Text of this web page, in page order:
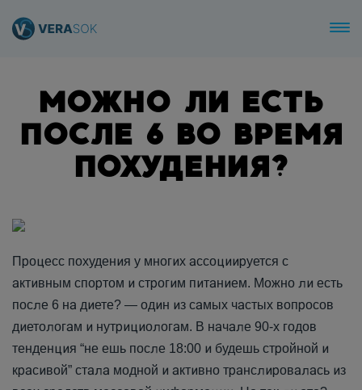
МОЖНО ЛИ ЕСТЬ
ПОСЛЕ 6 ВО ВРЕМЯ
ПОХУДЕНИЯ?
Процесс похудения у многих ассоциируется с
активным спортом и строгим питанием. Можно ли есть
после 6 на диете? — один из самых частых вопросов
диетологам и нутрициологам. В начале 90-х годов
тенденция “не ешь после 18:00 и будешь стройной и
красивой” стала модной и активно транслировалась из